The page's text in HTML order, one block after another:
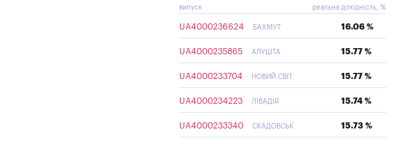
випуск реальна дохідність, %
UA4000236624 БАХМУТ 16.06 %
UA4000235865 АЛУШТА 15.77 %
UA4000233704 НОВИЙ СВІТ 15.77 %
UA4000234223 ЛІВАДІЯ 15.74 %
UA4000233340 СКАДОВСЬК 15.73 %